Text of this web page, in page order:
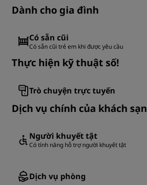
Dành cho gia đình
Có sẵn cũi
Có sẵn cũi trẻ em khi được yêu cầu
Thực hiện kỹ thuật số!
Trò chuyện trực tuyến
Dịch vụ chính của khách sạn
Người khuyết tật
Có tính năng hỗ trợ người khuyết tật
Dịch vụ phòng